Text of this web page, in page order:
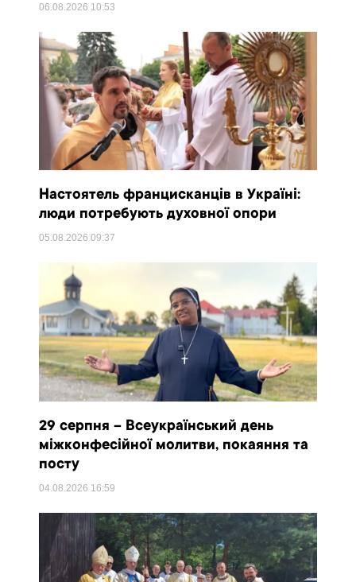
06.08.2026 10:53
Настоятель францисканців в Україні:
люди потребують духовної опори
05.08.202609:37
29 серпня – Всеукраїнський день
міжконфесійної молитви, покаяння та
посту
04.08.2026 16:59